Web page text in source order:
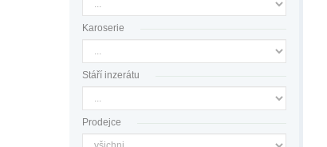
Karoserie
Stáří inzerátu
Prodejce